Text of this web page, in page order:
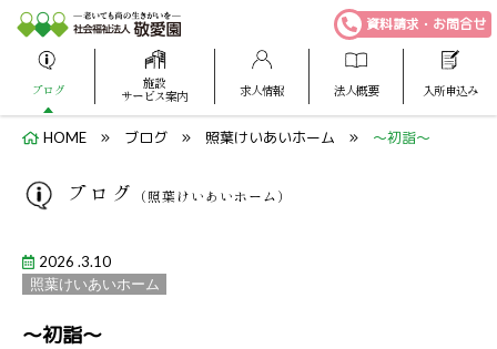
ブログ
施設
サービス案内
求人情報 法人概要 入所申込み
資料請求・お問合せ
HOME ブログ 照葉けいあいホーム ～初詣～
ブログ （照葉けいあいホーム）
2026 .3.10
照葉けいあいホーム
～初詣～